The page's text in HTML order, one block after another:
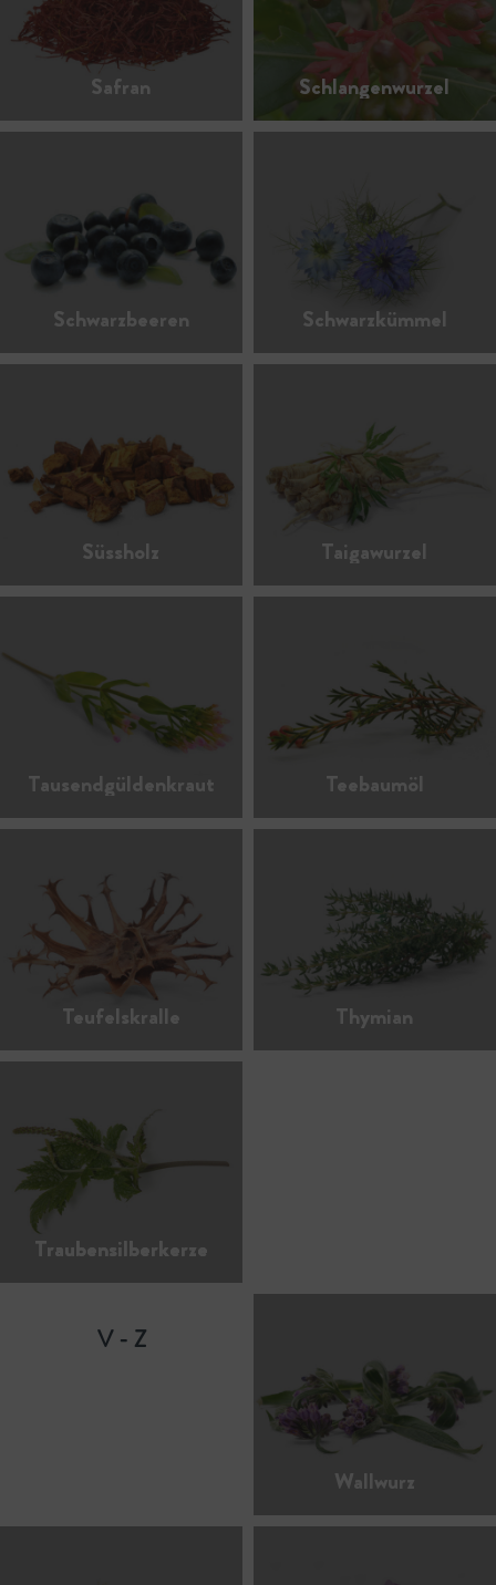
V - Z
Safran Schlangenwurzel
Schwarzbeeren Schwarzkümmel
Süssholz Taigawurzel
Tausendgüldenkraut Teebaumöl
Teufelskralle Thymian
Wallwurz
Traubensilberkerze